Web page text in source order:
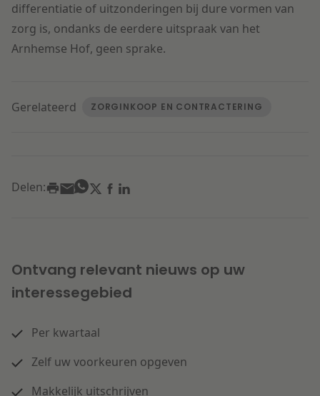
differentiatie of uitzonderingen bij dure vormen van
zorg is, ondanks de eerdere uitspraak van het
Arnhemse Hof, geen sprake.
Gerelateerd ZORGINKOOP EN CONTRACTERING
Delen:
Ontvang relevant nieuws op uw
interessegebied
Per kwartaal
Zelf uw voorkeuren opgeven
Makkelijk uitschrijven